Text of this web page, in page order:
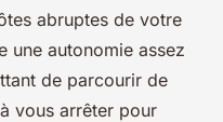
abruptes de votre
une autonomie assez
de parcourir de
vous arrêter pour